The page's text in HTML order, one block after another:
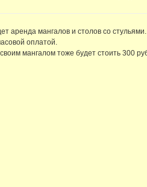
аренда мангалов и столов со
оплатой.
мангалом тоже будет стоить 300